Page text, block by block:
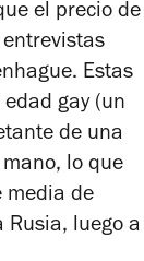
el precio de
Estas
gay (un
de una
lo que
media de
Rusia, luego a